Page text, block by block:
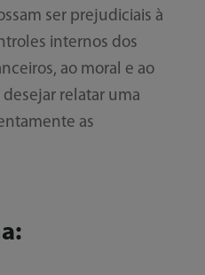
ser prejudiciais à
internos dos
ao moral e ao
relatar uma
as